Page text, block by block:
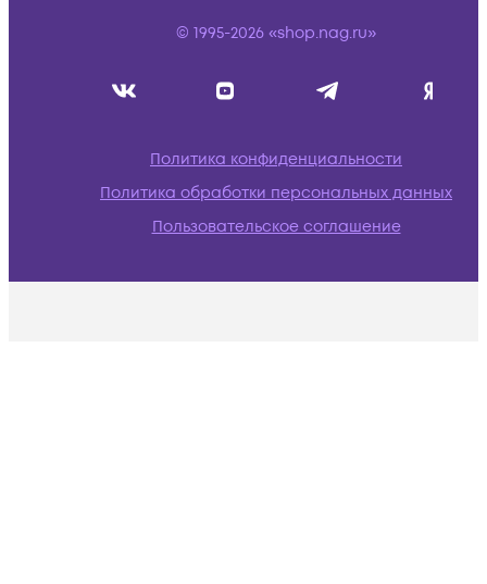
© 1995-2026 «shop.nag.ru»
Политика конфиденциальности
Политика обработки персональных данных
Пользовательское соглашение